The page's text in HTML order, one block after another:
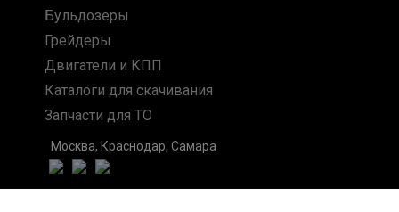
Бульдозеры
Грейдеры
Двигатели и КПП
Каталоги для скачивания
Запчасти для ТО
Москва, Краснодар, Самара